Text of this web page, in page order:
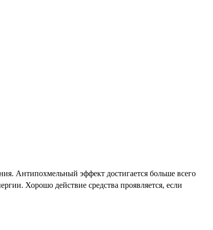
Антипохмельный эффект достигается больше всего
Хорошо действие средства проявляется, если